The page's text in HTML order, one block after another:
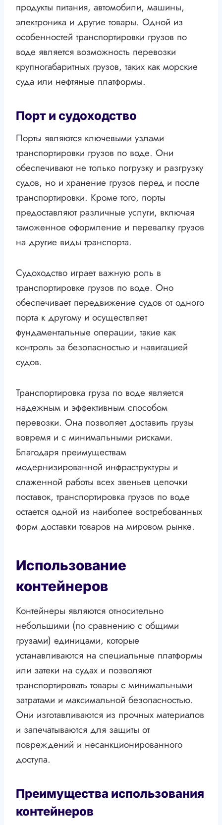
продукты питания, автомобили, машины,
электроника и другие товары. Одной из
особенностей транспортировки грузов по
воде является возможность перевозки
крупногабаритных грузов, таких как морские
суда или нефтяные платформы.
Порт и судоходство
Порты являются ключевыми узлами
транспортировки грузов по воде. Они
обеспечивают не только погрузку и разгрузку
судов, но и хранение грузов перед и после
транспортировки. Кроме того, порты
предоставляют различные услуги, включая
таможенное оформление и перевалку грузов
на другие виды транспорта.
Судоходство играет важную роль в
транспортировке грузов по воде. Оно
обеспечивает передвижение судов от одного
порта к другому и осуществляет
фундаментальные операции, такие как
контроль за безопасностью и навигацией
судов.
Транспортировка груза по воде является
надежным и эффективным способом
перевозки. Она позволяет доставить грузы
вовремя и с минимальными рисками.
Благодаря преимуществам
модернизированной инфраструктуры и
слаженной работы всех звеньев цепочки
поставок, транспортировка грузов по воде
остается одной из наиболее востребованных
форм доставки товаров на мировом рынке.
Использование
контейнеров
Контейнеры являются относительно
небольшими (по сравнению с общими
грузами) единицами, которые
устанавливаются на специальные платформы
или затеки на судах и позволяют
транспортировать товары с минимальными
затратами и максимальной безопасностью.
Они изготавливаются из прочных материалов
и запечатываются для защиты от
повреждений и несанкционированного
доступа.
Преимущества использования
контейнеров